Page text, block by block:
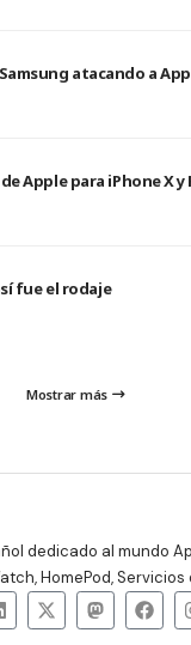
atacando a
Apple para iPhone X y
fue el rodaje
Mostrar más
dedicado al mundo
HomePod,